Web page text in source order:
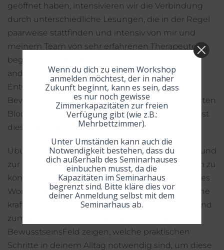
geöffnet haben, intensivieren wir die Verbindung
durch unterschiedliche Lesungen, die in der Regel
paarweise stattfinden und intensiv von mir und
meinem Team von sehr erfahrenen Therapeuten
begleitet werden. Hierbei betrachtest du unter
anderem deine nächsten notwendigen
Entwicklungsschritte und du reist mit Hilfe des
BewusstseinsFeldes zu deinen tief abgespeicherten
Blockaden und hemmenden Thematiken und löst
diese zügig und nachhaltig auf.
Übungen zur weiteren Öffnung deines Herzens und
zur Erweiterung deiner Fähigkeit wahrhaft fühlen zu
können, runden den Weg ab, den du während des
Workshops beschreitest. Du wirst unterschiedliche
kraftvolle Energien und Potenziale in dir öffnen und
zum Ende des Workshops lässt du dir vom
BewusstseinsFeld zeigen, welche praktischen
Schritte in deinem Alltag notwendig sind, um diese
Wenn du dich zu einem Workshop
anmelden möchtest, der in naher
Zukunft beginnt, kann es sein, dass
es nur noch gewisse
Zimmerkapazitäten zur freien
Verfügung gibt (wie z.B.:
Mehrbettzimmer).
Unter Umständen kann auch die
Notwendigkeit bestehen, dass du
dich außerhalb des Seminarhauses
einbuchen musst, da die
Kapazitäten im Seminarhaus
begrenzt sind. Bitte kläre dies vor
deiner Anmeldung selbst mit dem
Seminarhaus ab.